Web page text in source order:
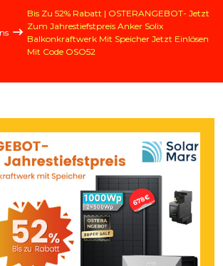
Bis Zu 52% Rabatt | OSTERANGEBOT- Jetzt
Zum Jahrestiefstpreis Anker Solix
Balkonkraftwerk Mit Speicher Jetzt Einlösen
Mit Code OSO52